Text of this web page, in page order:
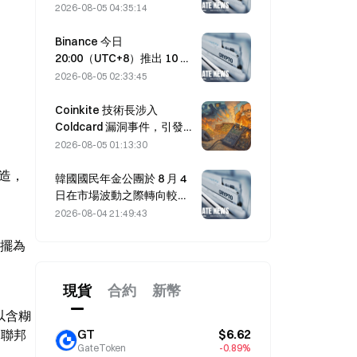
，
為
含糊
邦
達成的荷莫茲海峽協議延
2026-08-05 04:35:14
Binance 今日
20:00（UTC+8）推出 10 個
bStocks 交易對，掛單手續
2026-08-05 02:33:45
Coinkite 技術長涉入
Coldcard 漏洞事件，引發四
波攻擊損失 1.14 億美元
2026-08-05 01:13:30
韓國國民年金公團於 8 月 4
日在市場波動之際轉向較穩
健的股票。
2026-08-04 21:49:43
現貨 合約 新幣
GT
GateToken
$6.62
-0.89%